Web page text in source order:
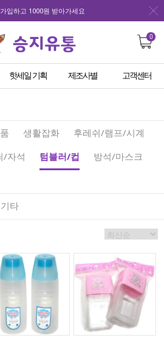
입하고 1000원 받아가세요
0
핫세일 기획 제조사별 고객센터
생활잡화
후레쉬/램프/시계
/자석 텀블러/컵 방석/마스크
기타